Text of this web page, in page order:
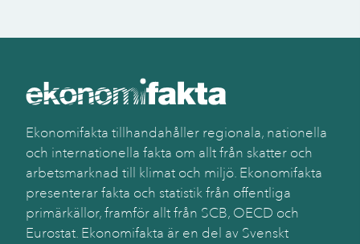
Ekonomifakta tillhandahåller regionala, nationella
och internationella fakta om allt från skatter och
arbetsmarknad till klimat och miljö. Ekonomifakta
presenterar fakta och statistik från offentliga
primärkällor, framför allt från SCB, OECD och
Eurostat. Ekonomifakta är en del av Svenskt